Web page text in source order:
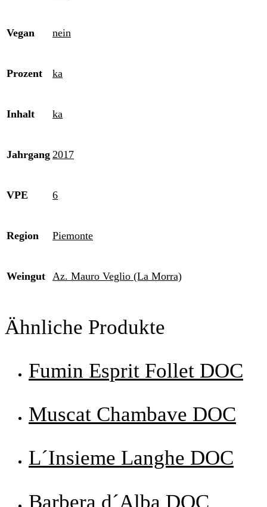
Vegan nein
Prozent ka
Inhalt ka
Jahrgang 2017
VPE 6
Region Piemonte
Weingut Az. Mauro Veglio (La Morra)
Ähnliche Produkte
Fumin Esprit Follet DOC
Muscat Chambave DOC
L´Insieme Langhe DOC
Barbera d´Alba DOC